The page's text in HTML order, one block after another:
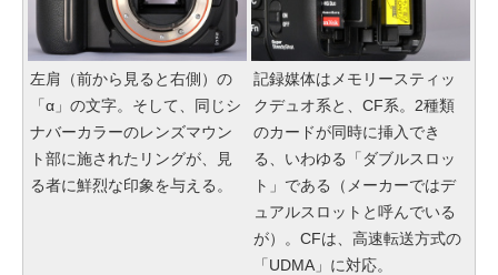
左肩（前から見ると右側）の
「α」の文字。そして、同じシ
ナバーカラーのレンズマウン
ト部に施されたリングが、見
る者に鮮烈な印象を与える。
記録媒体はメモリースティッ
クデュオ系と、CF系。2種類
のカードが同時に挿入でき
る、いわゆる「ダブルスロッ
ト」である（メーカーではデ
ュアルスロットと呼んでいる
が）。CFは、高速転送方式の
「UDMA」に対応。